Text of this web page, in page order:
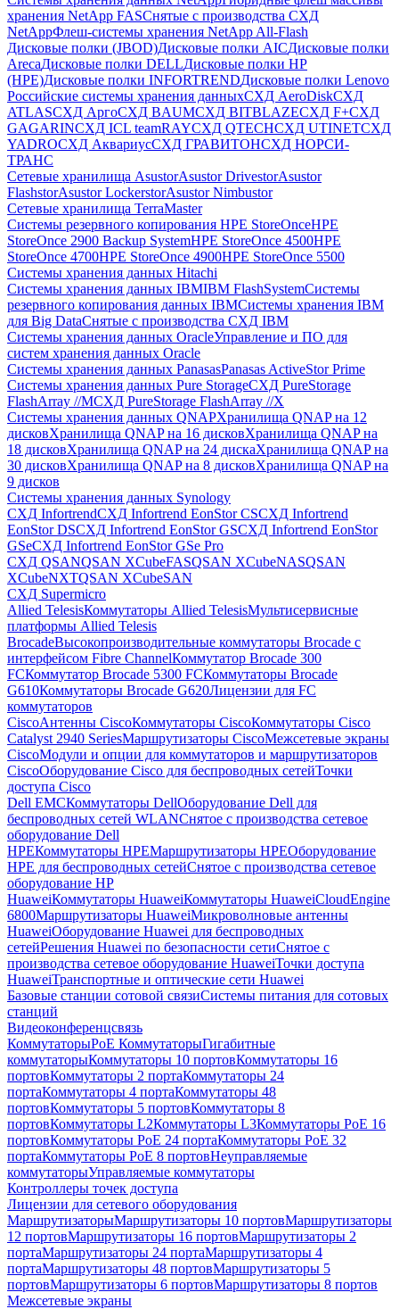
хранения NetApp FASСнятые с производства СХД
NetAppФлеш-системы хранения NetApp All-Flash
Дисковые полки (JBOD)Дисковые полки AICДисковые полки
ArecaДисковые полки DELLДисковые полки HP
(HPE)Дисковые полки INFORTRENDДисковые полки Lenovo
Российские системы хранения данныхСХД AeroDiskСХД
ATLASСХД AргоСХД BAUMСХД BITBLAZEСХД F+СХД
GAGARINСХД ICL teamRAYСХД QTECHСХД UTINETСХД
YADROСХД АквариусСХД ГРАВИТОНСХД НОРСИ-
ТРАНС
Сетевые хранилища AsustorAsustor DrivestorAsustor
FlashstorAsustor LockerstorAsustor Nimbustor
Сетевые хранилища TerraMaster
Системы резервного копирования HPE StoreOnceHPE
StoreOnce 2900 Backup SystemHPE StoreOnce 4500HPE
StoreOnce 4700HPE StoreOnce 4900HPE StoreOnce 5500
Системы хранения данных Hitachi
Системы хранения данных IBMIBM FlashSystemСистемы
резервного копирования данных IBMСистемы хранения IBM
для Big DataСнятые с производства СХД IBM
Системы хранения данных OracleУправление и ПО для
систем хранения данных Oracle
Системы хранения данных PanasasPanasas ActiveStor Prime
Системы хранения данных Pure StorageСХД PureStorage
FlashArray //MСХД PureStorage FlashArray //X
Системы хранения данных QNAPХранилища QNAP на 12
дисковХранилища QNAP на 16 дисковХранилища QNAP на
18 дисковХранилища QNAP на 24 дискаХранилища QNAP на
30 дисковХранилища QNAP на 8 дисковХранилища QNAP на
9 дисков
Системы хранения данных Synology
СХД InfortrendСХД Infortrend EonStor CSСХД Infortrend
EonStor DSСХД Infortrend EonStor GSСХД Infortrend EonStor
GSeСХД Infortrend EonStor GSe Pro
СХД QSANQSAN XCubeFASQSAN XCubeNASQSAN
XCubeNXTQSAN XCubeSAN
СХД Supermicro
Allied TelesisКоммутаторы Allied TelesisМультисервисные
платформы Allied Telesis
BrocadeВысокопроизводительные коммутаторы Brocade с
интерфейсом Fibre ChannelКоммутатор Brocade 300
FCКоммутатор Brocade 5300 FCКоммутаторы Brocade
G610Коммутаторы Brocade G620Лицензии для FC
коммутаторов
CiscoАнтенны CiscoКоммутаторы CiscoКоммутаторы Cisco
Catalyst 2940 SeriesМаршрутизаторы CiscoМежсетевые экраны
CiscoМодули и опции для коммутаторов и маршрутизаторов
CiscoОборудование Cisco для беспроводных сетейТочки
доступа Cisco
Dell EMCКоммутаторы DellОборудование Dell для
беспроводных сетей WLANСнятое с производства сетевое
оборудование Dell
HPEКоммутаторы HPEМаршрутизаторы HPEОборудование
HPE для беспроводных сетейСнятое с производства сетевое
оборудование HP
HuaweiКоммутаторы HuaweiКоммутаторы HuaweiCloudEngine
6800Маршрутизаторы HuaweiМикроволновые антенны
HuaweiОборудование Huawei для беспроводных
сетейРешения Huawei по безопасности сетиСнятое с
производства сетевое оборудование HuaweiТочки доступа
HuaweiТранспортные и оптические сети Huawei
Базовые станции сотовой связиСистемы питания для сотовых
станций
Видеоконференцсвязь
КоммутаторыPoE КоммутаторыГигабитные
коммутаторыКоммутаторы 10 портовКоммутаторы 16
портовКоммутаторы 2 портаКоммутаторы 24
портаКоммутаторы 4 портаКоммутаторы 48
портовКоммутаторы 5 портовКоммутаторы 8
портовКоммутаторы L2Коммутаторы L3Коммутаторы PoE 16
портовКоммутаторы PoE 24 портаКоммутаторы PoE 32
портаКоммутаторы PoE 8 портовНеуправляемые
коммутаторыУправляемые коммутаторы
Контроллеры точек доступа
Лицензии для сетевого оборудования
МаршрутизаторыМаршрутизаторы 10 портовМаршрутизаторы
12 портовМаршрутизаторы 16 портовМаршрутизаторы 2
портаМаршрутизаторы 24 портаМаршрутизаторы 4
портаМаршрутизаторы 48 портовМаршрутизаторы 5
портовМаршрутизаторы 6 портовМаршрутизаторы 8 портов
Межсетевые экраны